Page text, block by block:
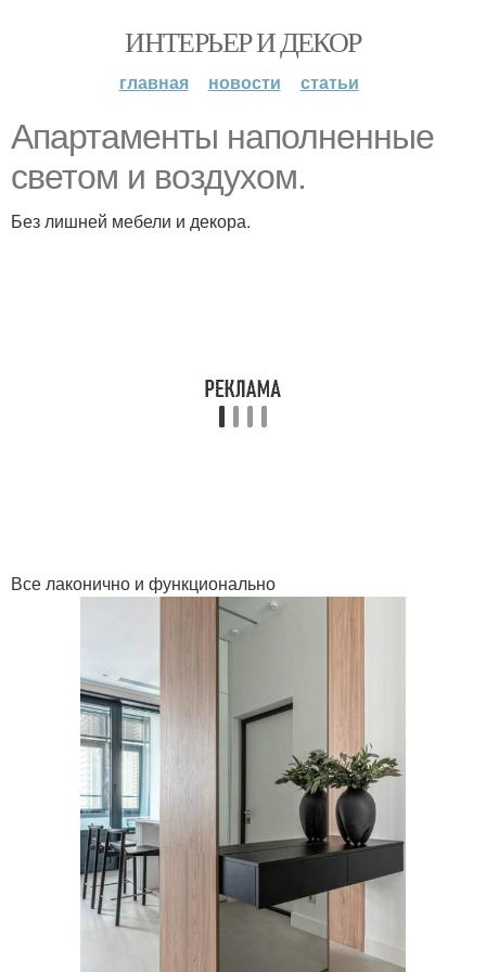
ИНТЕРЬЕР И ДЕКОР
главная новости статьи
Апартаменты наполненные
светом и воздухом.
Без лишней мебели и декора.
Все лаконично и функционально